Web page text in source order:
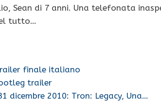
Sean di 7 anni. Una telefonata
tutto…
finale italiano
trailer
dicembre 2010: Tron: Legacy, Una…